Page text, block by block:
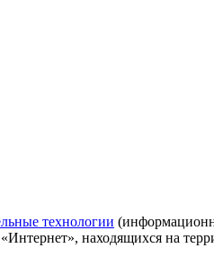
технологии
находящихся на